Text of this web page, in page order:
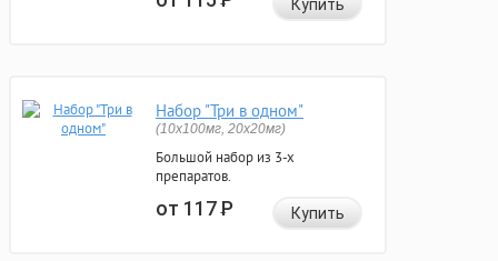
Купить
Набор "Три в одном"
(10x100мг, 20x20мг)
Большой набор из 3-х
препаратов.
от 117Р Купить